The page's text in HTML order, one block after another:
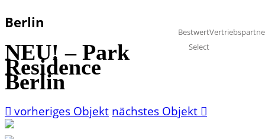
Bestwert
Select
Berlin
NEU! – Park
Residence
Berlin
vorheriges Objekt nächstes Objekt